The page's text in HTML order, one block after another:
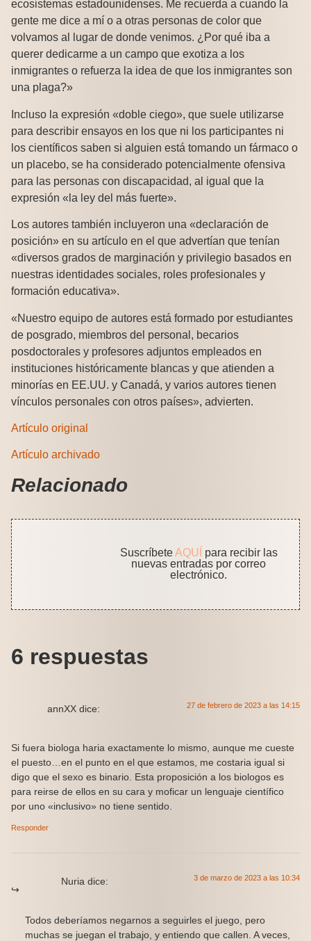
ecosistemas estadounidenses. Me recuerda a cuando la
gente me dice a mí o a otras personas de color que
volvamos al lugar de donde venimos. ¿Por qué iba a
querer dedicarme a un campo que exotiza a los
inmigrantes o refuerza la idea de que los inmigrantes son
una plaga?»
Incluso la expresión «doble ciego», que suele utilizarse
para describir ensayos en los que ni los participantes ni
los científicos saben si alguien está tomando un fármaco o
un placebo, se ha considerado potencialmente ofensiva
para las personas con discapacidad, al igual que la
expresión «la ley del más fuerte».
Los autores también incluyeron una «declaración de
posición» en su artículo en el que advertían que tenían
«diversos grados de marginación y privilegio basados en
nuestras identidades sociales, roles profesionales y
formación educativa».
«Nuestro equipo de autores está formado por estudiantes
de posgrado, miembros del personal, becarios
posdoctorales y profesores adjuntos empleados en
instituciones históricamente blancas y que atienden a
minorías en EE.UU. y Canadá, y varios autores tienen
vínculos personales con otros países», advierten.
Artículo original
Artículo archivado
Relacionado
SuscríbeteAQUÍ para recibir las
nuevas entradas por correo
electrónico.
6 respuestas
annXX dice: 27 de febrero de 2023 a las 14:15
Si fuera biologa haria exactamente lo mismo, aunque me cueste
el puesto…en el punto en el que estamos, me costaria igual si
digo que el sexo es binario. Esta proposición a los biologos es
para reirse de ellos en su cara y moficar un lenguaje científico
por uno «inclusivo» no tiene sentido.
Responder
Nuria dice: 3 de marzo de 2023 a las 10:34
Todos deberíamos negarnos a seguirles el juego, pero
muchas se juegan el trabajo, y entiendo que callen. A veces,